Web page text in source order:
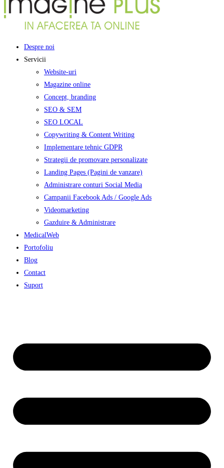
Despre noi
Servicii
Website-uri
Magazine online
Concept, branding
SEO & SEM
SEO LOCAL
Copywriting & Content Writing
Implementare tehnic GDPR
Strategii de promovare personalizate
Landing Pages (Pagini de vanzare)
Administrare conturi Social Media
Campanii Facebook Ads / Google Ads
Videomarketing
Gazduire & Administrare
MedicalWeb
Portofoliu
Blog
Contact
Suport